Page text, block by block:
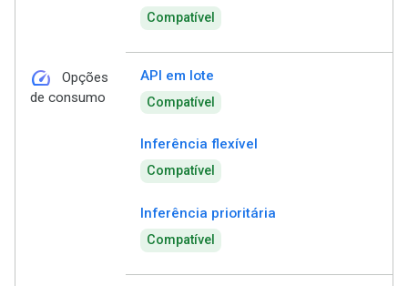
Compatível
speed
Opções
de consumo
API em lote
Compatível
Inferência flexível
Compatível
Inferência prioritária
Compatível